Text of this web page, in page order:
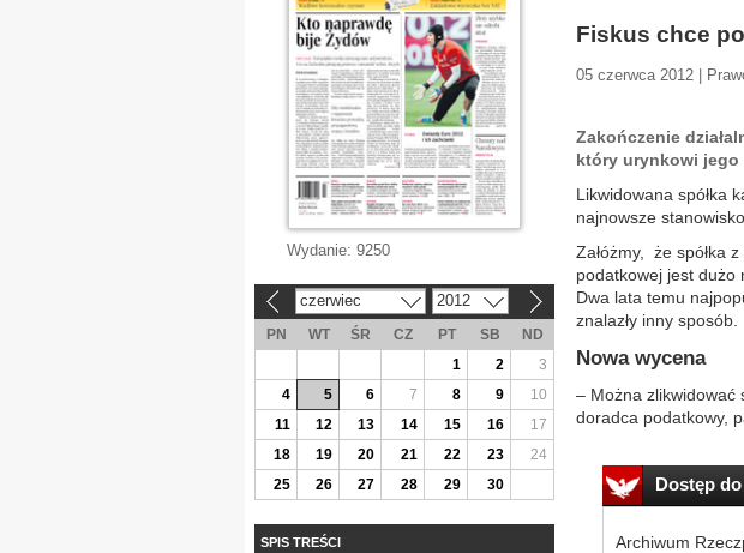
Fiskus chce
05 czerwca 2012 |
Zakończenie
który urynkowi jego
Likwidowana spółka
najnowsze
Załóżmy, że spółka
podatkowej jest dużo
Dwa lata temu
znalazły inny sposób.
Nowa wycena
– Można zlikwidować
doradca podatkowy,
Dostęp
Archiwum
Wydanie: 9250
czerwiec 2012
PN WT ŚR CZ PT SB
ND
1
2
3
4
5 6 7 8 9
10
11
12 13 14 15 16
17
18
19 20 21 22 23
24
25
26 27 28 29 30
SPIS TREŚCI